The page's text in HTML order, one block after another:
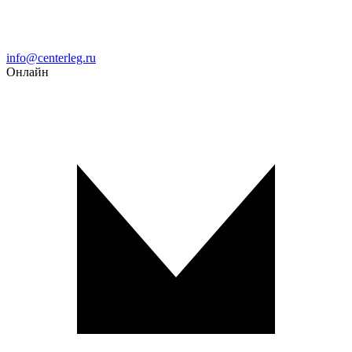
Email
info@centerleg.ru
Онлайн